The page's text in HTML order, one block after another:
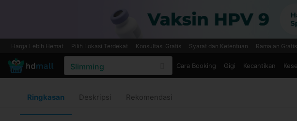
Harga Lebih Hemat Pilih Lokasi Terdekat Konsultasi Gratis Syarat dan Ketentuan Ramalan Gratis
Cara Booking Gigi Kecantikan
Ringkasan Deskripsi Rekomendasi